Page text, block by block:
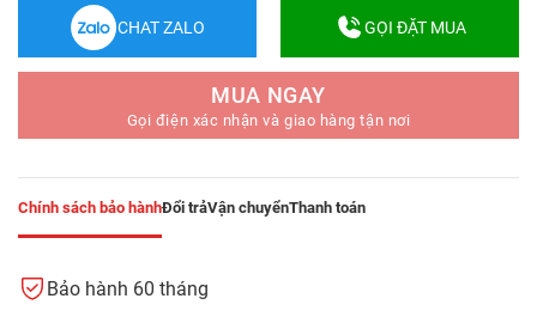
CHAT ZALO GỌI ĐẶT MUA
MUA NGAY
Gọi điện xác nhận và giao hàng tận nơi
Chính sách bảo hànhĐổi trảVận chuyểnThanh toán
Bảo hành 60 tháng